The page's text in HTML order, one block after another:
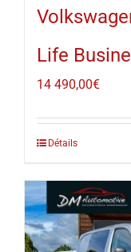
Life
14 490,00€
Détails